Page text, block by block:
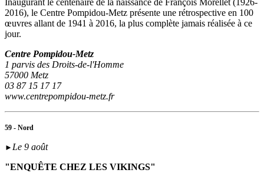
Inaugurant le centenaire de la naissance de François Morellet (1926-
2016), le Centre Pompidou-Metz présente une rétrospective en 100
œuvres allant de 1941 à 2016, la plus complète jamais réalisée à ce
jour.
Centre Pompidou-Metz
1 parvis des Droits-de-l'Homme
57000 Metz
03 87 15 17 17
www.centrepompidou-metz.fr
59 - Nord
► Le 9 août
"ENQUÊTE CHEZ LES VIKINGS"